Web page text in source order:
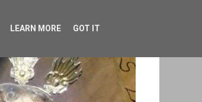
LEARN MORE GOT IT